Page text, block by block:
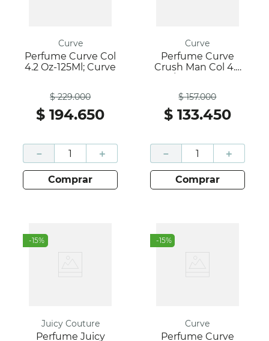
Curve
Perfume Curve Col
4.2 Oz-125Ml; Curve
$ 229.000
$ 194.650
＋
－
comprar
Curve
Perfume Curve
Crush Man Col 4.2
$ 157.000
$ 133.450
＋
－
comprar
-15%
Juicy Couture
Perfume Juicy
-15%
Curve
Perfume Curve